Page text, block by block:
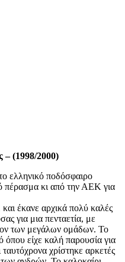
(1998/2000)
ελληνικό ποδόσφαιρο
πέρασμα κι από την ΑΕΚ για
έκανε αρχικά πολύ καλές
για μια πενταετία, με
των μεγάλων ομάδων. Το
είχε καλή παρουσία για
ταυτόχρονα χρίστηκε αρκετές